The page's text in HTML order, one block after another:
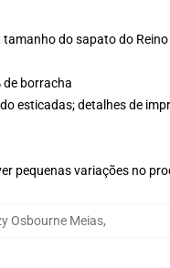
do sapato do
de borracha
esticadas; detalhes de
pequenas variações no
Osbourne Meias,